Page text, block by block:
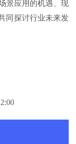
景应用的机遇、现
同探讨行业未来发